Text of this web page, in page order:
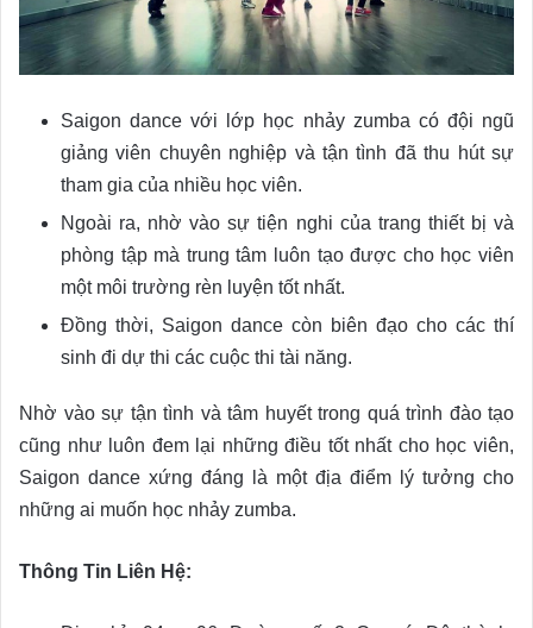
Saigon dance với lớp học nhảy zumba có đội ngũ
giảng viên chuyên nghiệp và tận tình đã thu hút sự
tham gia của nhiều học viên.
Ngoài ra, nhờ vào sự tiện nghi của trang thiết bị và
phòng tập mà trung tâm luôn tạo được cho học viên
một môi trường rèn luyện tốt nhất.
Đồng thời, Saigon dance còn biên đạo cho các thí
sinh đi dự thi các cuộc thi tài năng.
Nhờ vào sự tận tình và tâm huyết trong quá trình đào tạo
cũng như luôn đem lại những điều tốt nhất cho học viên,
Saigon dance xứng đáng là một địa điểm lý tưởng cho
những ai muốn học nhảy zumba.
Thông Tin Liên Hệ: